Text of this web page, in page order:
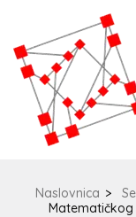
Naslovnica >
Matematičkog